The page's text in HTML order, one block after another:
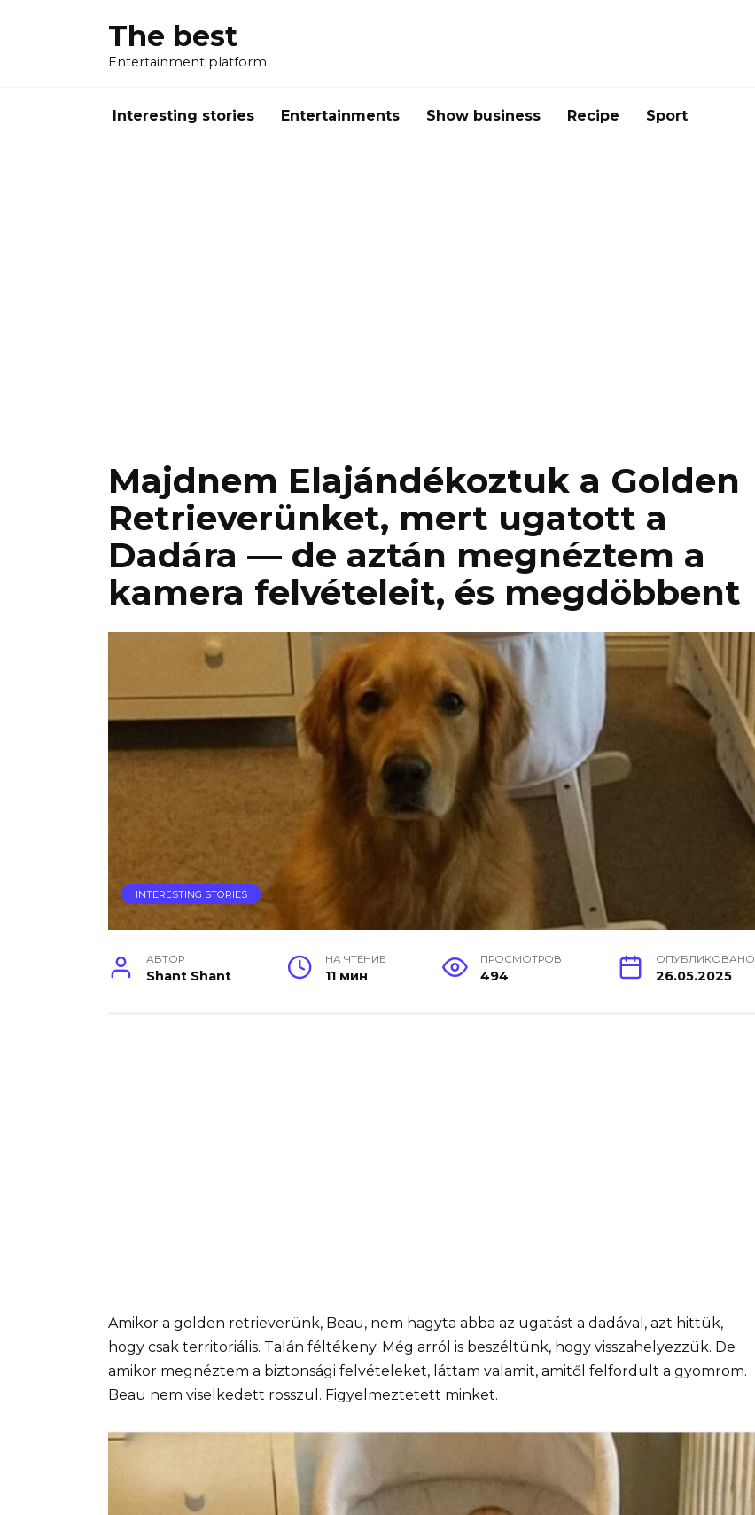
The best
Entertainment platform
Interesting stories Entertainments Show business Recipe Sport
Majdnem Elajándékoztuk a Golden
Retrieverünket, mert ugatott a
Dadára — de aztán megnéztem a
kamera felvételeit, és megdöbbent
INTERESTING STORIES
АВТОР
Shant Shant
НА ЧТЕНИЕ
11 мин
ПРОСМОТРОВ
494
ОПУБЛИКОВАНО
26.05.2025
Amikor a golden retrieverünk, Beau, nem hagyta abba az ugatást a dadával, azt hittük,
hogy csak territoriális. Talán féltékeny. Még arról is beszéltünk, hogy visszahelyezzük. De
amikor megnéztem a biztonsági felvételeket, láttam valamit, amitől felfordult a gyomrom.
Beau nem viselkedett rosszul. Figyelmeztetett minket.